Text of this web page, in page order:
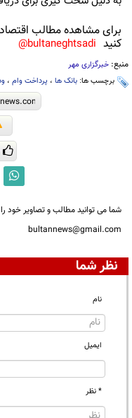
برای مشاهده مطالب
کنید bultaneghtsadi@
منبع: خبرگزاری مهر
برچسب ها: بانک ها ، پرداخت وام ،
شما می توانید مطالب و تصاویر خود
bultannews@gmail.com
نظر شما
نام
ایمیل
* نظر